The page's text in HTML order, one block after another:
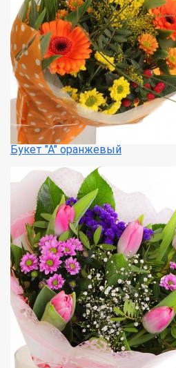
Букет "А" оранжевый